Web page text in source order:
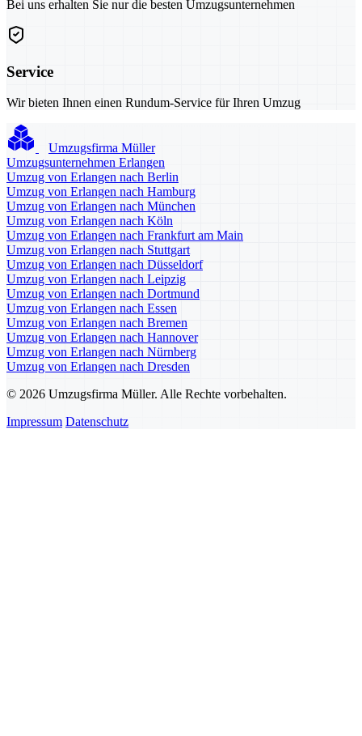
Bei uns erhalten Sie nur die besten Umzugsunternehmen
Service
Wir bieten Ihnen einen Rundum-Service für Ihren Umzug
Umzugsfirma Müller
Umzugsunternehmen Erlangen
Umzug von Erlangen nach Berlin
Umzug von Erlangen nach Hamburg
Umzug von Erlangen nach München
Umzug von Erlangen nach Köln
Umzug von Erlangen nach Frankfurt am Main
Umzug von Erlangen nach Stuttgart
Umzug von Erlangen nach Düsseldorf
Umzug von Erlangen nach Leipzig
Umzug von Erlangen nach Dortmund
Umzug von Erlangen nach Essen
Umzug von Erlangen nach Bremen
Umzug von Erlangen nach Hannover
Umzug von Erlangen nach Nürnberg
Umzug von Erlangen nach Dresden
© 2026 Umzugsfirma Müller. Alle Rechte vorbehalten.
Impressum Datenschutz